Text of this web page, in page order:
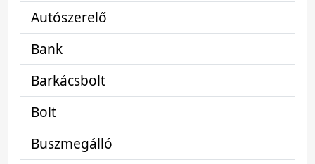
Autószerelő
Bank
Barkácsbolt
Bolt
Buszmegálló